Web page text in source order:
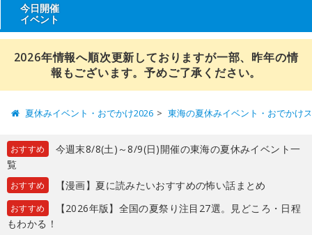
今日開催
イベント
2026年情報へ順次更新しておりますが一部、昨年の情
報もございます。予めご了承ください。
夏休みイベント・おでかけ2026 東海の夏休みイベント・おでかけ
おすすめ
今週末8/8(土)～8/9(日)開催の東海の夏休みイベント一
覧
おすすめ 【漫画】夏に読みたいおすすめの怖い話まとめ
おすすめ
【2026年版】全国の夏祭り注目27選。見どころ・日程
もわかる！